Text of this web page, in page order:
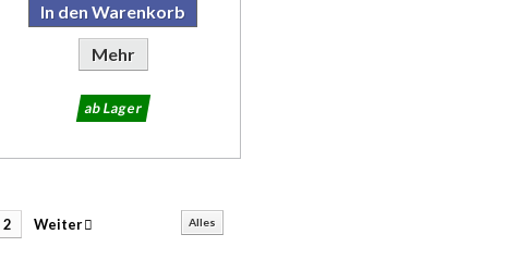
In den Warenkorb
Mehr
ab Lager
Alles
2 Weiter